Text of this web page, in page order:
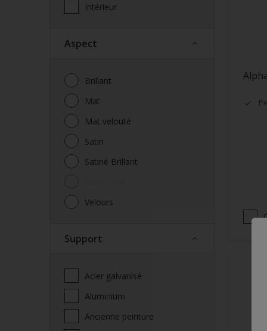
Vitrificateur
Intérieur
Aspect
Brillant
Mat
Mat velouté
Satin
Satiné Brillant
Velours
Support
Acier galvanisé
Aluminium
Ancienne peinture